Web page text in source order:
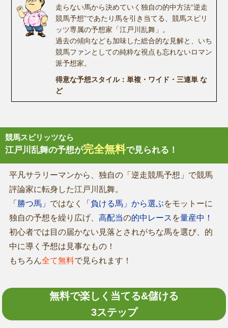
走らない馬から決めていく独自の的中方法“逆走
競馬予想”であたり馬を引き当てる、競馬スピリ
ッツ専属の予想家「江戸川乱舞」。
過去の傾向なども加味した総合的な見解と、いち
競馬ファンとしての純粋な視点も忘れないロマン
派予想家。
得意な予想スタイル：単複・ワイド・三連単 な
ど
競馬スピリッツなら
江戸川乱舞の予想が完全無料で見られる！
平凡サラリーマンから、独自の「逆走競馬予想」で競馬
評論家に転身した江戸川乱舞。
「勝つ馬」 ではなく 「負ける馬」から選ぶをモットーに
独自の予想を繰り広げ、 高配当の的中レース を量産中！
初心者では目の届かない見落とされがちな馬を選び、的
中に導く予想は見事なもの！
もちろん全て無料で見られます！
無料で楽しく当てる&儲ける
3ステップ